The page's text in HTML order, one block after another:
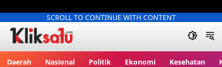
SCROLL TO CONTINUE WITH CONTENT
Daerah Nasional Politik Ekonomi Kesehatan